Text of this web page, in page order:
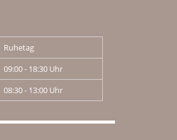
Ruhetag
09:00 - 18:30 Uhr
08:30 - 13:00 Uhr